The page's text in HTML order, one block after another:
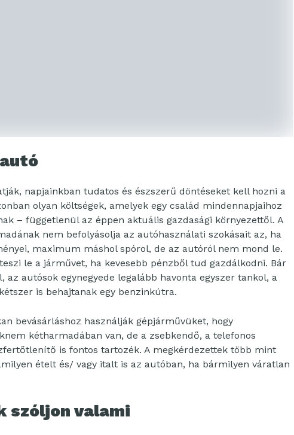
napjainkban tudatos és észszerű döntéseket kell hozni a
olyan költségek, amelyek egy család mindennapjaihoz
– függetlenül az éppen aktuális gazdasági környezettől. A
nem befolyásolja az autóhasználati szokásait az, ha
maximum máshol spórol, de az autóról nem mond le.
le a járművet, ha kevesebb pénzből tud gazdálkodni. Bár
az autósok egynegyede legalább havonta egyszer tankol, a
is behajtanak egy benzinkútra.
bevásárláshoz használják gépjárművüket, hogy
kétharmadában van, de a zsebkendő, a telefonos
is fontos tartozék. A megkérdezettek több mint
ételt és/ vagy italt is az autóban, ha bármilyen váratlan
szóljon valami